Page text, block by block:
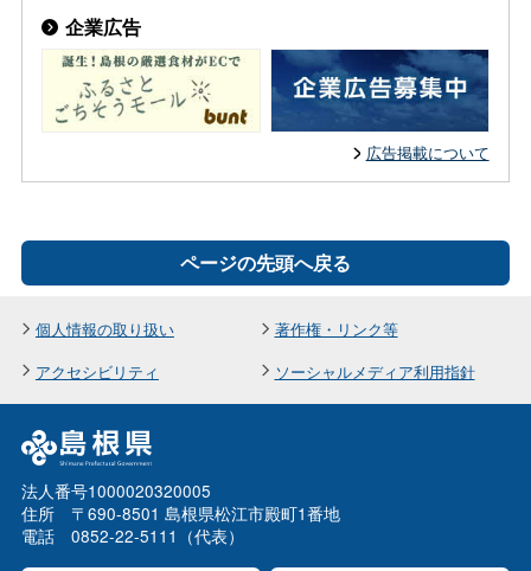
企業広告
広告掲載について
ページの先頭へ戻る
個人情報の取り扱い
著作権・リンク等
アクセシビリティ
ソーシャルメディア利用指針
法人番号1000020320005
住所 〒690-8501 島根県松江市殿町1番地
電話 0852-22-5111（代表）